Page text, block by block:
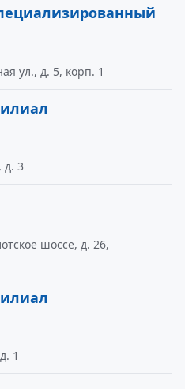
ул., д. 5, корп. 1
д. 3
шоссе, д. 26,
1